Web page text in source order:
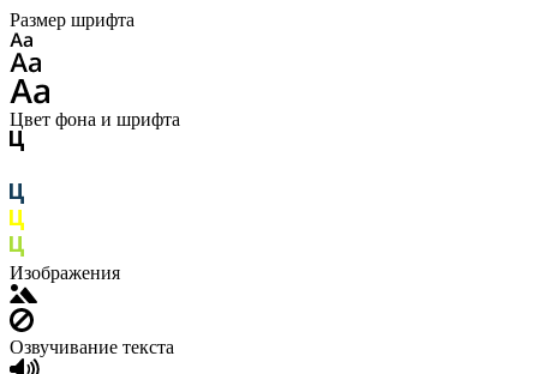
Размер шрифта
Цвет фона и шрифта
Изображения
Озвучивание текста